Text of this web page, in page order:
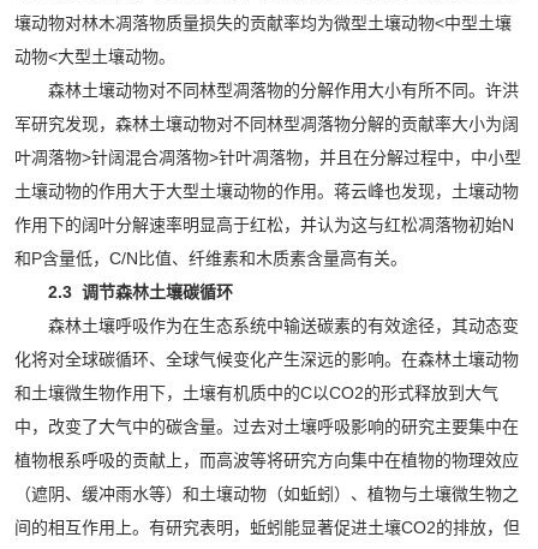
壤动物对林木凋落物质量损失的贡献率均为微型土壤动物<中型土壤
动物<大型土壤动物。
森林土壤动物对不同林型凋落物的分解作用大小有所不同。许洪
军研究发现，森林土壤动物对不同林型凋落物分解的贡献率大小为阔
叶凋落物>针阔混合凋落物>针叶凋落物，并且在分解过程中，中小型
土壤动物的作用大于大型土壤动物的作用。蒋云峰也发现，土壤动物
作用下的阔叶分解速率明显高于红松，并认为这与红松凋落物初始N
和P含量低，C/N比值、纤维素和木质素含量高有关。
2.3 调节森林土壤碳循环
森林土壤呼吸作为在生态系统中输送碳素的有效途径，其动态变
化将对全球碳循环、全球气候变化产生深远的影响。在森林土壤动物
和土壤微生物作用下，土壤有机质中的C以CO2的形式释放到大气
中，改变了大气中的碳含量。过去对土壤呼吸影响的研究主要集中在
植物根系呼吸的贡献上，而高波等将研究方向集中在植物的物理效应
（遮阴、缓冲雨水等）和土壤动物（如蚯蚓）、植物与土壤微生物之
间的相互作用上。有研究表明，蚯蚓能显著促进土壤CO2的排放，但